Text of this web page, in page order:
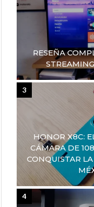
RESEÑA
HONOR X8C:
CÁMARA DE
CONQUISTAR
3
4